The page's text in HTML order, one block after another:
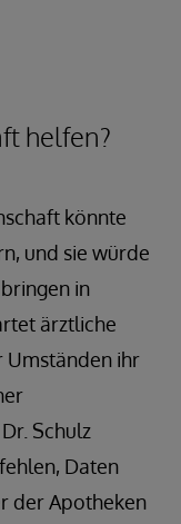
helfen?
könnte
und sie würde
in
ärztliche
Umständen ihr
Schulz
Daten
der Apotheken